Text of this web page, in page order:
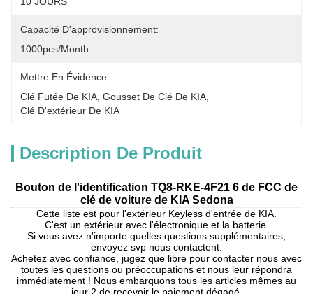
Capacité D'approvisionnement:
1000pcs/month
Mettre En Évidence:
Clé Futée De KIA Gousset De Clé De KIA
Clé D'extérieur De KIA
Description De Produit
Bouton de l'identification TQ8-RKE-4F21 6 de FCC de
clé de voiture de KIA Sedona
Cette liste est pour l'extérieur Keyless d'entrée de KIA.
C'est un extérieur avec l'électronique et la batterie.
Si vous avez n'importe quelles questions supplémentaires,
envoyez svp nous contactent.
Achetez avec confiance, jugez que libre pour contacter nous avec
toutes les questions ou préoccupations et nous leur répondra
immédiatement ! Nous embarquons tous les articles mêmes au